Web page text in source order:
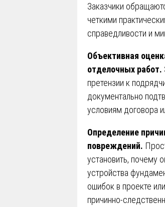
Заказчики
четкими
справедливости и
Объективная
отделочных работ.
претензии к
документально
условиям договора
Определение
повреждений.
установить, почему
устройства
ошибок в проекте
причинно-